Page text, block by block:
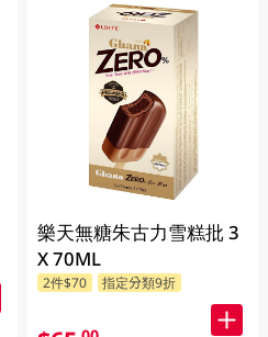
樂天無糖朱古力雪糕批 3
X 70ML
2件$70 指定分類9折